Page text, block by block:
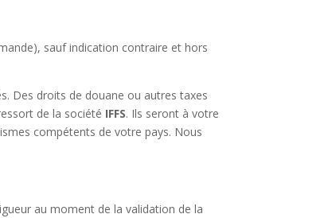
sauf indication contraire et hors
Des droits de douane ou autres taxes
de la société IFFS. Ils seront à votre
compétents de votre pays. Nous
au moment de la validation de la